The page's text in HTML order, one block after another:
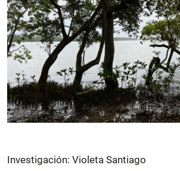
Investigación: Violeta Santiago